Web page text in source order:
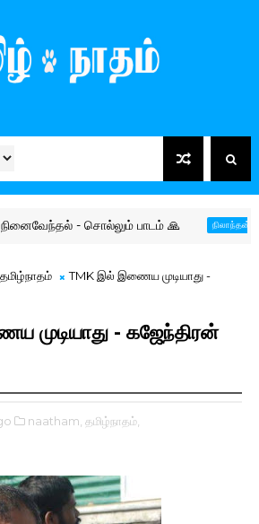
- சொல்லும் பாடம் 🙏 நிலாந்தன்
தமிழ்நாதம்
TMK இல் இணைய முடியாது -
முடியாது - கஜேந்திரன்
naatham, தமிழ்நாதம்,